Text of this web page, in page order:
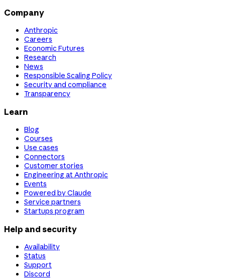
Company
Anthropic
Careers
Economic Futures
Research
News
Responsible Scaling Policy
Security and compliance
Transparency
Learn
Blog
Courses
Use cases
Connectors
Customer stories
Engineering at Anthropic
Events
Powered by Claude
Service partners
Startups program
Help and security
Availability
Status
Support
Discord